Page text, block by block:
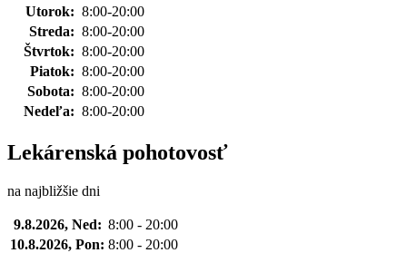
Utorok: 8:00-20:00
Streda: 8:00-20:00
Štvrtok: 8:00-20:00
Piatok: 8:00-20:00
Sobota: 8:00-20:00
Nedeľa: 8:00-20:00
Lekárenská pohotovosť
na najbližšie dni
9.8.2026, Ned: 8:00 - 20:00
10.8.2026, Pon: 8:00 - 20:00